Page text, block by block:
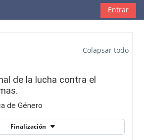
Entrar
Colapsar todo
Finalización
de la lucha contra el
de Género